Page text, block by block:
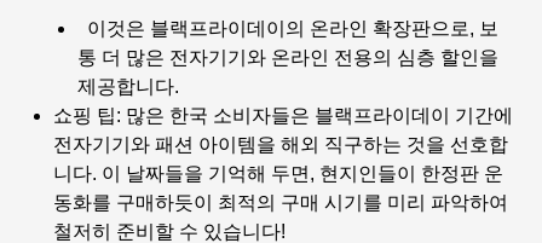
이것은 블랙프라이데이의 온라인 확장판으로, 보
통 더 많은 전자기기와 온라인 전용의 심층 할인을
제공합니다.
쇼핑 팁: 많은 한국 소비자들은 블랙프라이데이 기간에
전자기기와 패션 아이템을 해외 직구하는 것을 선호합
니다. 이 날짜들을 기억해 두면, 현지인들이 한정판 운
동화를 구매하듯이 최적의 구매 시기를 미리 파악하여
철저히 준비할 수 있습니다!